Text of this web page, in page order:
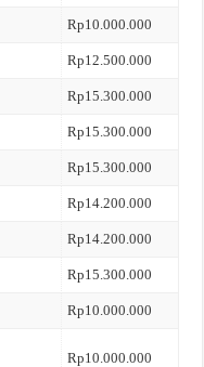
Rp10.000.000
Rp12.500.000
Rp15.300.000
Rp15.300.000
Rp15.300.000
Rp14.200.000
Rp14.200.000
Rp15.300.000
Rp10.000.000
Rp10.000.000